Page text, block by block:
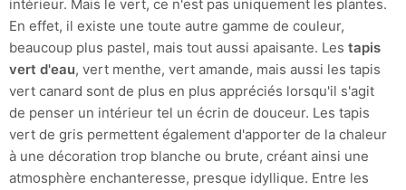
intérieur. Mais le vert, ce n'est pas uniquement les plantes.
En effet, il existe une toute autre gamme de couleur,
beaucoup plus pastel, mais tout aussi apaisante. Les tapis
vert d'eau, vert menthe, vert amande, mais aussi les tapis
vert canard sont de plus en plus appréciés lorsqu'il s'agit
de penser un intérieur tel un écrin de douceur. Les tapis
vert de gris permettent également d'apporter de la chaleur
à une décoration trop blanche ou brute, créant ainsi une
atmosphère enchanteresse, presque idyllique. Entre les